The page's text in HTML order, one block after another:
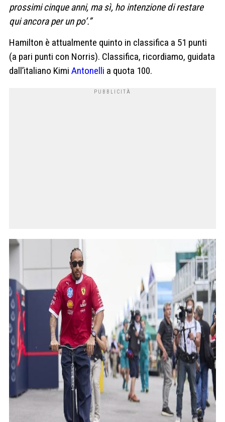
prossimi cinque anni, ma sì, ho intenzione di restare
qui ancora per un po’.”
Hamilton è attualmente quinto in classifica a 51 punti
(a pari punti con Norris). Classifica, ricordiamo, guidata
dall’italiano Kimi Antonelli a quota 100.